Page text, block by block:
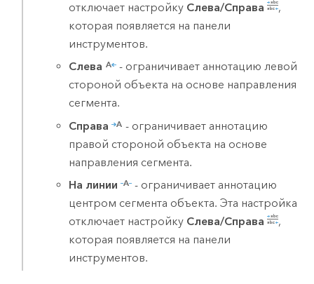
отключает настройку Слева/Справа
,
которая появляется на панели
инструментов.
Слева
- ограничивает аннотацию левой
стороной объекта на основе направления
сегмента.
Справа
- ограничивает аннотацию
правой стороной объекта на основе
направления сегмента.
На линии
- ограничивает аннотацию
центром сегмента объекта. Эта настройка
отключает настройку Слева/Справа
,
которая появляется на панели
инструментов.